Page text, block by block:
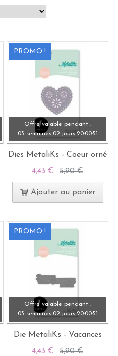
PROMO !
Offre valable pendant :
03 semaines 02 jours 20:00:49
Dies MetaliKs - Coeur orné
4,43 € 5,90 €
Ajouter au panier
PROMO !
Offre valable pendant :
03 semaines 02 jours 20:00:49
Die MetaliKs - Vacances
4,43 € 5,90 €